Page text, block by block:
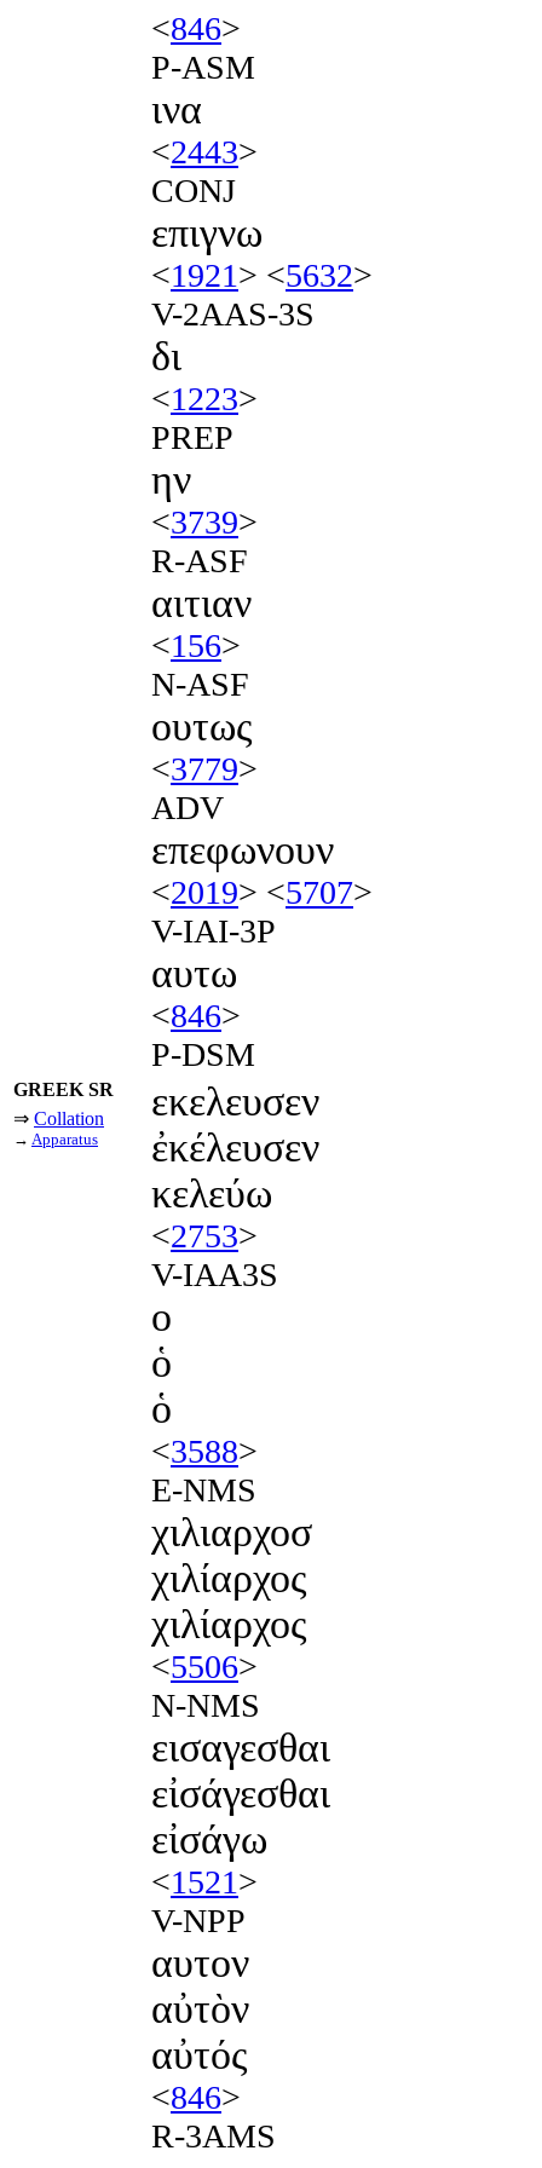
<846>
P-ASM
ινα
<2443>
CONJ
επιγνω
<1921> <5632>
V-2AAS-3S
δι
<1223>
PREP
ην
<3739>
R-ASF
αιτιαν
<156>
N-ASF
ουτως
<3779>
ADV
επεφωνουν
<2019> <5707>
V-IAI-3P
αυτω
<846>
P-DSM
GREEK SR
⇒ Collation
→ Apparatus
εκελευσεν
ἐκέλευσεν
κελεύω
<2753>
V-IAA3S
ο
ὁ
ὁ
<3588>
E-NMS
χιλιαρχοσ
χιλίαρχος
χιλίαρχος
<5506>
N-NMS
εισαγεσθαι
εἰσάγεσθαι
εἰσάγω
<1521>
V-NPP
αυτον
αὐτὸν
αὐτός
<846>
R-3AMS